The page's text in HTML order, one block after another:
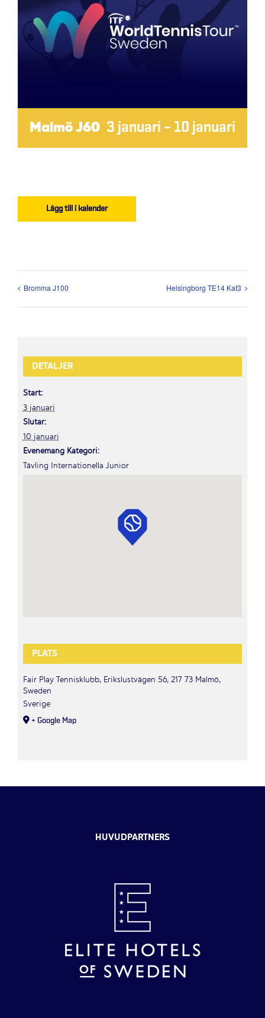
Malmö J60 3 januari – 10 januari
Lägg till i kalender
Bromma J100 Helsingborg TE14 Kat3
DETALJER
Start:
3 januari
Slutar:
10 januari
Evenemang Kategori:
Tävling Internationella Junior
PLATS
Fair Play Tennisklubb, Erikslustvägen 56, 217 73 Malmö,
Sweden
Sverige
+ Google Map
HUVUDPARTNERS